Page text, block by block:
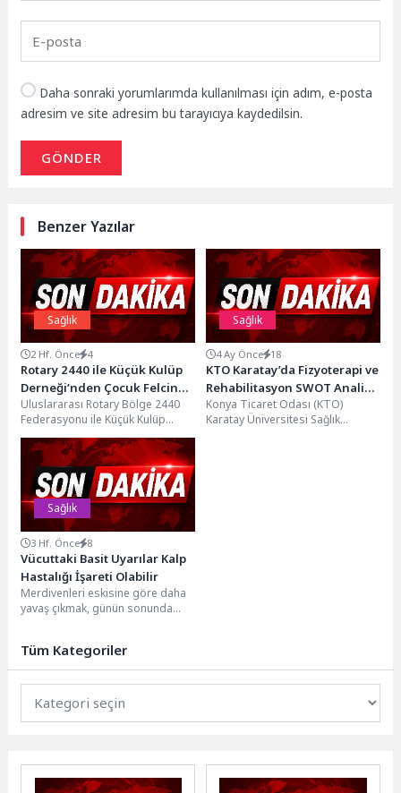
Daha sonraki yorumlarımda kullanılması için adım, e-posta
adresim ve site adresim bu tarayıcıya kaydedilsin.
GÖNDER
Benzer Yazılar
Sağlık
2 Hf. Önce 4
Rotary 2440 ile Küçük Kulüp
Derneği’nden Çocuk Felcine
Karşı Örnek İşbirliği
Uluslararası Rotary Bölge 2440
Federasyonu ile Küçük Kulüp
Derneği, Rotary'nin dünyada
sürdürdüğü çocuk felciyle
mücadele...
Sağlık
4 Ay Önce 18
KTO Karatay’da Fizyoterapi ve
Rehabilitasyon SWOT Analizi
Çalıştayı Gerçekleştirildi
Konya Ticaret Odası (KTO)
Karatay Üniversitesi Sağlık
Sağlık
3 Hf. Önce 8
Vücuttaki Basit Uyarılar Kalp
Hastalığı İşareti Olabilir
Merdivenleri eskisine göre daha
yavaş çıkmak, günün sonunda
Tüm Kategoriler